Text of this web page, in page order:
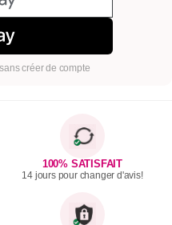
créer de compte
100% SATISFAIT
14 jours pour changer d'avis!